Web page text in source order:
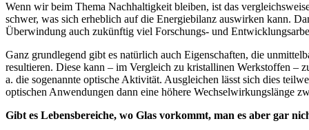
Wenn wir beim Thema Nachhaltigkeit bleiben, ist das
schwer, was sich erheblich auf die Energiebilanz auswirken kann.
Überwindung auch zukünftig viel Forschungs- und
Ganz grundlegend gibt es natürlich auch Eigenschaften, die
resultieren. Diese kann – im Vergleich zu kristallinen Werkstoffen –
a. die sogenannte optische Aktivität. Ausgleichen lässt sich dies
optischen Anwendungen dann eine höhere Wechselwirkungslänge
Gibt es Lebensbereiche, wo Glas vorkommt, man es aber gar